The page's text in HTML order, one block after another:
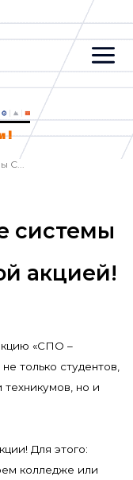
!
С...
системы
акцией!
«СПО –
только студентов,
техникумов, но и
Для этого:
колледже или